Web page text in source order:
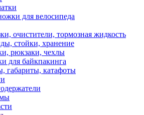
для велосипеда
очистители, тормозная жидкость
стойки, хранение
рюкзаки, чехлы
для байкпакинга
габариты, катафоты